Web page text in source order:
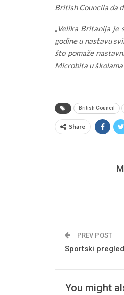
British Councila da
„Velika Britanija je
godine u nastavu
što pomaže
Microbita u
British Council
Share
PREV POST
Sportski pregled
You might